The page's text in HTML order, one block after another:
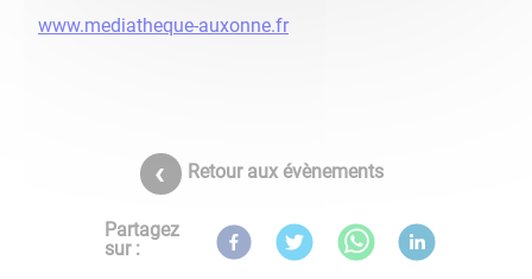
www.mediatheque-auxonne.fr
Retour aux évènements
Partagez
sur :